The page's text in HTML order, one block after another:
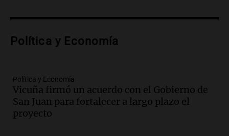
Audio.Lanzamiento del Tigo 7 CSH: el
al mercado argentino
Audio.Perito Moreno recibe la Copa
Mundial de Natación de Invierno con
récords y atletas de 20 países
Amamos Argentina
Política y Economía
Política y Economía
Vicuña firmó un acuerdo con el Gobierno de
San Juan para fortalecer a largo plazo el
proyecto